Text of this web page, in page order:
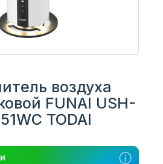
воздуха
FUNAI USH-
TODAI